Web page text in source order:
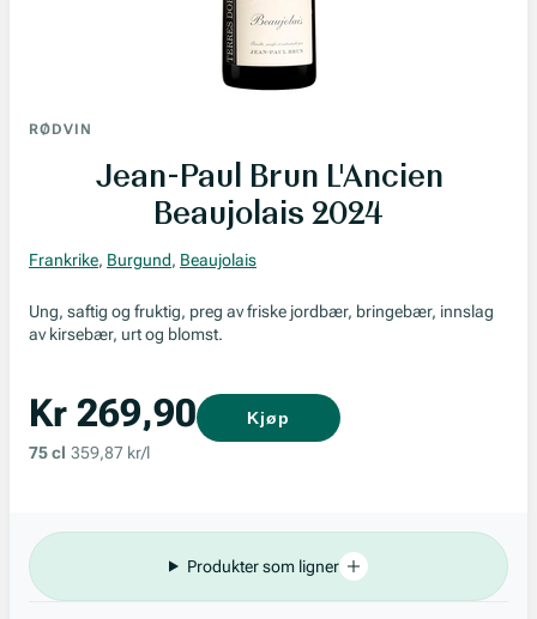
RØDVIN
Jean-Paul Brun L'Ancien
Beaujolais 2024
Frankrike, Burgund, Beaujolais
Ung, saftig og fruktig, preg av friske jordbær, bringebær, innslag
av kirsebær, urt og blomst.
Kr 269,90
75 cl 359,87 kr/l
Kjøp
Produkter som ligner